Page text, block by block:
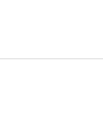
system-on-chips